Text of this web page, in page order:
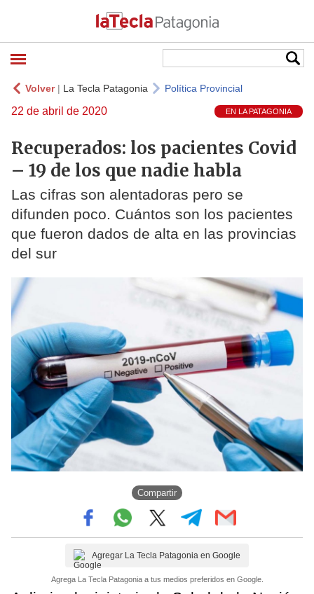
Volver| La Tecla Patagonia Política Provincial
22 de abril de 2020 EN LA PATAGONIA
Recuperados: los pacientes Covid
– 19 de los que nadie habla
Las cifras son alentadoras pero se
difunden poco. Cuántos son los pacientes
que fueron dados de alta en las provincias
del sur
Compartir
Agregar La Tecla Patagonia en Google
Agrega La Tecla Patagonia a tus medios preferidos en Google.